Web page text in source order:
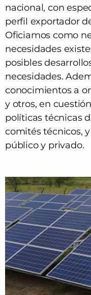
nacional, con
perfil exportador
Oficiamos como
necesidades
posibles
necesidades.
conocimientos a
y otros, en
políticas técnicas
comités técnicos,
público y privado.